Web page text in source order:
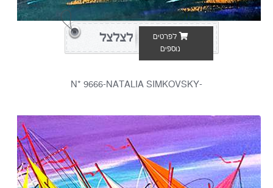
לפרטים
נוספים
לצלצל
-N* 9666-NATALIA SIMKOVSKY